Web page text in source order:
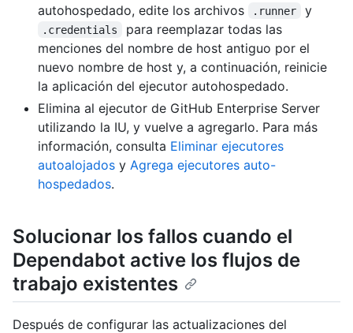
autohospedado, edite los archivos
.runner y
.credentials
para reemplazar todas las
menciones del nombre de host antiguo por el
nuevo nombre de host y, a continuación, reinicie
la aplicación del ejecutor autohospedado.
Elimina al ejecutor de GitHub Enterprise Server
utilizando la IU, y vuelve a agregarlo. Para más
información, consulta Eliminar ejecutores
autoalojados y Agrega ejecutores auto-
hospedados.
Solucionar los fallos cuando el
Dependabot active los flujos de
trabajo existentes
Después de configurar las actualizaciones del